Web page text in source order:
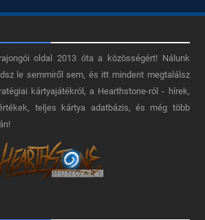
oldal 2013 óta a közösségért! Nálunk
le semmiről sem, és itt mindent megtalálsz
kártyajátékról, a Hearthstone-ról - hírek,
teljes kártya adatbázis, és még több